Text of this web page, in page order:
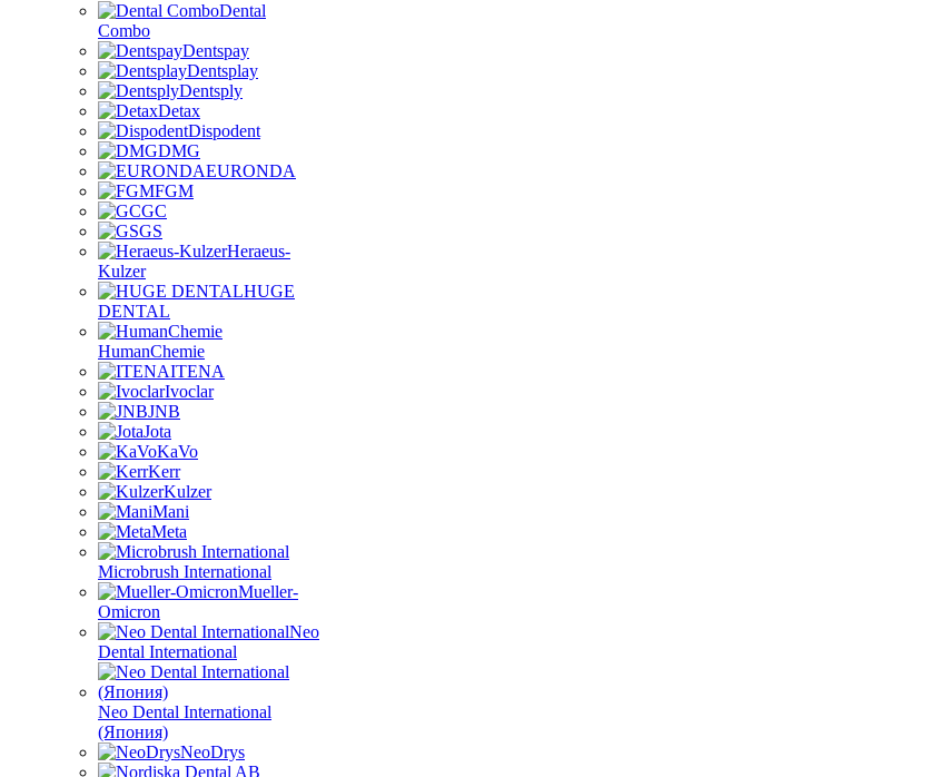
Dental
Combo
Dentspay
Dentsplay
Dentsply
Detax
Dispodent
DMG
EURONDA
FGM
GC
GS
Heraeus-
Kulzer
HUGE
DENTAL
HumanChemie
ITENA
Ivoclar
JNB
Jota
KaVo
Kerr
Kulzer
Mani
Meta
Microbrush International
Mueller-
Omicron
Neo
Dental International
Neo Dental International
(Япония)
NeoDrys